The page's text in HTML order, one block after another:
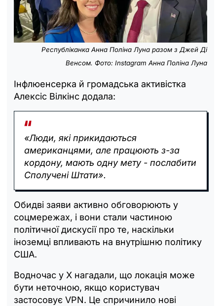
Республіканка Анна Поліна Луна разом з Джей Ді
Венсом. Фото: Instagram Анна Поліна Луна
Інфлюенсерка й громадська активістка
Алексіс Вілкінс додала:
«Люди, які прикидаються
американцями, але працюють з-за
кордону, мають одну мету - послабити
Сполучені Штати».
Обидві заяви активно обговорюють у
соцмережах, і вони стали частиною
політичної дискусії про те, наскільки
іноземці впливають на внутрішню політику
США.
Водночас у X нагадали, що локація може
бути неточною, якщо користувач
застосовує VPN. Це спричинило нові